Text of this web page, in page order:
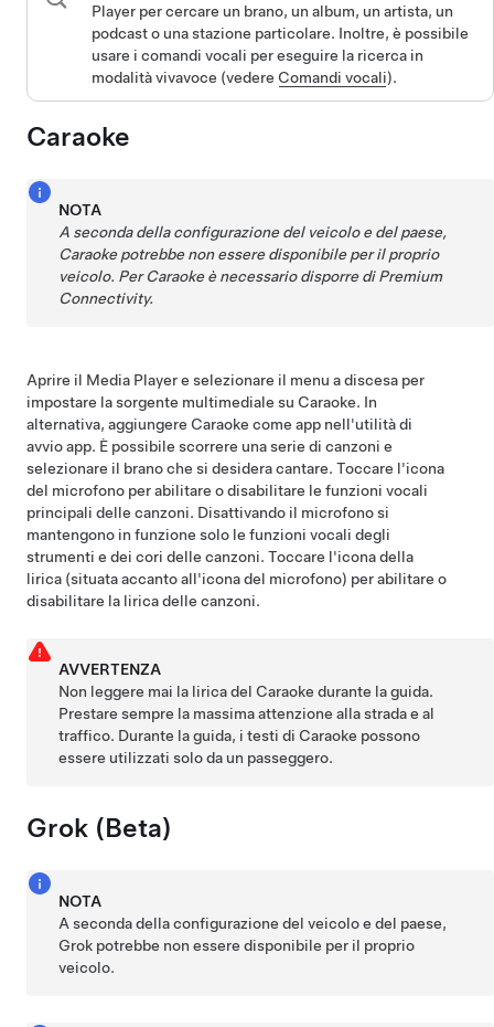
Player per cercare un brano, un album, un artista, un
podcast o una stazione particolare. Inoltre, è possibile
usare i comandi vocali per eseguire la ricerca in
modalità vivavoce (vedere Comandi vocali).
Caraoke
NOTA
A seconda della configurazione del veicolo e del paese,
Caraoke potrebbe non essere disponibile per il proprio
veicolo. Per Caraoke è necessario disporre di Premium
Connectivity.
Aprire il Media Player e selezionare il menu a discesa per
impostare la sorgente multimediale su Caraoke. In
alternativa, aggiungere Caraoke come app nell'utilità di
avvio app. È possibile scorrere una serie di canzoni e
selezionare il brano che si desidera cantare. Toccare l'icona
del microfono per abilitare o disabilitare le funzioni vocali
principali delle canzoni. Disattivando il microfono si
mantengono in funzione solo le funzioni vocali degli
strumenti e dei cori delle canzoni. Toccare l'icona della
lirica (situata accanto all'icona del microfono) per abilitare o
disabilitare la lirica delle canzoni.
AVVERTENZA
Non leggere mai la lirica del Caraoke durante la guida.
Prestare sempre la massima attenzione alla strada e al
traffico. Durante la guida, i testi di Caraoke possono
essere utilizzati solo da un passeggero.
Grok (Beta)
NOTA
A seconda della configurazione del veicolo e del paese,
Grok potrebbe non essere disponibile per il proprio
veicolo.